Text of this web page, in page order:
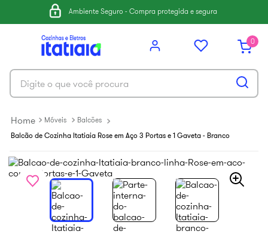
Ambiente Seguro - Compra protegida e segura
0
Digite o que você procura
Móveis
Balcões
Balcão de Cozinha Itatiaia Rose em Aço 3 Portas e 1 Gaveta - Branco
balcão itatiaia
new premium
9º
armário cozinha
renova